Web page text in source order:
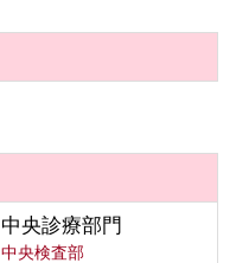
中央診療部門
中央検査部